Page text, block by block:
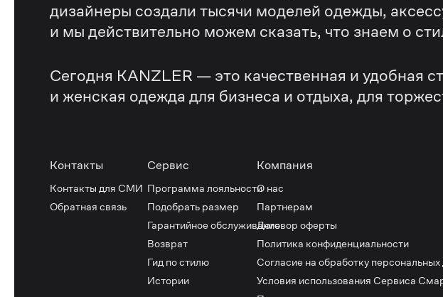
дизайнеры создали тысячи моделей одежды,
и мы действительно можем сказать, что знаем о
Сегодня KANZLER — это качественная и удобная
и женская одежда для бизнеса и отдыха, для
Контакты
Контакты для СМИ
Обратная связь
Сервис
Программа лояльности
Подобрать размер
Гарантийное обслуживание
Возврат
Гид по стилю
Истории
Компания
О нас
Партнерам
Договор оферты
Политика конфиденциальности
Согласие на обработку
Условия использования Сервиса